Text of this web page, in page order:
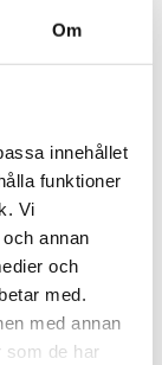
Om
innehållet
funktioner
Vi
annan
och
med.
med annan
som de har